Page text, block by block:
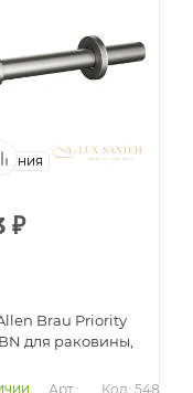
₽
Brau Priority
для раковины,
Арт.:
Код: 54877